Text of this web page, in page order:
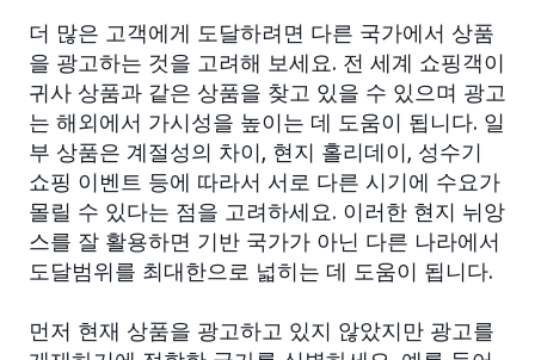
더 많은 고객에게 도달하려면 다른 국가에서 상품
을 광고하는 것을 고려해 보세요. 전 세계 쇼핑객이
귀사 상품과 같은 상품을 찾고 있을 수 있으며 광고
는 해외에서 가시성을 높이는 데 도움이 됩니다. 일
부 상품은 계절성의 차이, 현지 홀리데이, 성수기
쇼핑 이벤트 등에 따라서 서로 다른 시기에 수요가
몰릴 수 있다는 점을 고려하세요. 이러한 현지 뉘앙
스를 잘 활용하면 기반 국가가 아닌 다른 나라에서
도달범위를 최대한으로 넓히는 데 도움이 됩니다.
먼저 현재 상품을 광고하고 있지 않았지만 광고를